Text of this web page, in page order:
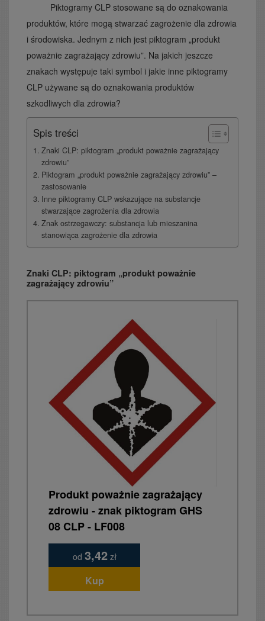
Piktogramy CLP stosowane są do oznakowania
produktów, które mogą stwarzać zagrożenie dla zdrowia
i środowiska. Jednym z nich jest piktogram „produkt
poważnie zagrażający zdrowiu”. Na jakich jeszcze
znakach występuje taki symbol i jakie inne piktogramy
CLP używane są do oznakowania produktów
szkodliwych dla zdrowia?
Spis treści
Znaki CLP: piktogram „produkt poważnie zagrażający
zdrowiu”
Piktogram „produkt poważnie zagrażający zdrowiu” –
zastosowanie
Inne piktogramy CLP wskazujące na substancje
stwarzające zagrożenia dla zdrowia
Znak ostrzegawczy: substancja lub mieszanina
stanowiąca zagrożenie dla zdrowia
Znaki CLP: piktogram „produkt poważnie
zagrażający zdrowiu”
Produkt poważnie zagrażający
zdrowiu - znak piktogram GHS
08 CLP - LF008
od 3,42zł
Kup